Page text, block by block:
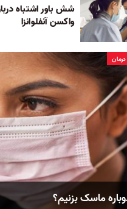
شش باور اشتباه
واکسن آنفلوانزا
ماسک بزنیم؟‌